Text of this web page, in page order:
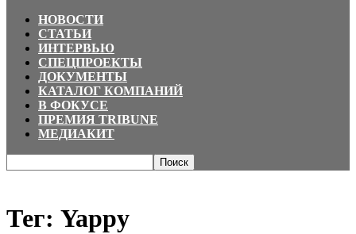
НОВОСТИ
СТАТЬИ
ИНТЕРВЬЮ
СПЕЦПРОЕКТЫ
ДОКУМЕНТЫ
КАТАЛОГ КОМПАНИЙ
В ФОКУСЕ
ПРЕМИЯ TRIBUNE
МЕДИАКИТ
Тег: Yappy